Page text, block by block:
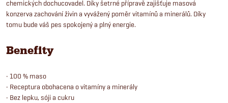
chemických dochucovadel. Díky šetrné přípravě zajišťuje masová
konzerva zachování živin a vyvážený poměr vitamínů a minerálů. Díky
tomu bude váš pes spokojený a plný energie.
Benefity
• 100 % maso
• Receptura obohacena o vitamíny a minerály
• Bez lepku, sóji a cukru